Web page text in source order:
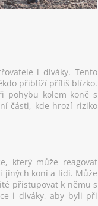
i diváky. Tento
přiblíží příliš blízko.
pohybu kolem koně s
části, kde hrozí riziko
který může reagovat
jiných koní a lidí. Může
přistupovat k němu s
i diváky, aby byli při